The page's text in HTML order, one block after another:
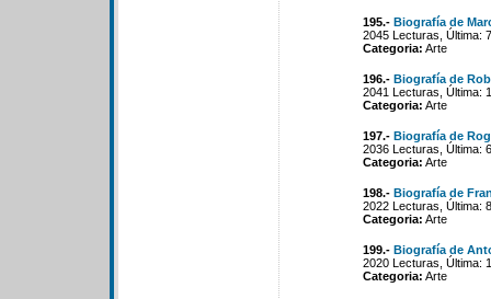
195.- Biografía de
2045 Lecturas, Última:
Categoria: Arte
196.- Biografía de
2041 Lecturas, Última:
Categoria: Arte
197.- Biografía de
2036 Lecturas, Última:
Categoria: Arte
198.- Biografía de
2022 Lecturas, Última:
Categoria: Arte
199.- Biografía de
2020 Lecturas, Última:
Categoria: Arte